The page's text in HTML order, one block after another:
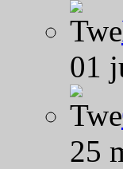
01
25